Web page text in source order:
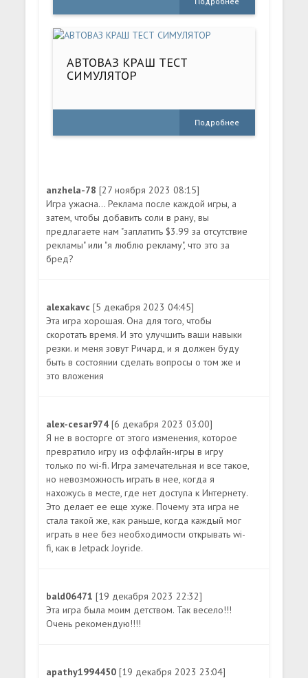
АВТОВАЗ КРАШ ТЕСТ
СИМУЛЯТОР
Подробнее
anzhela-78[27 ноября 2023 08:15]
Игра ужасна... Реклама после каждой игры, а
затем, чтобы добавить соли в рану, вы
предлагаете нам "заплатить $3.99 за отсутствие
рекламы" или "я люблю рекламу", что это за
бред?
alexakavc[5 декабря 2023 04:45]
Эта игра хорошая. Она для того, чтобы
скоротать время. И это улучшить ваши навыки
резки. и меня зовут Ричард, и я должен буду
быть в состоянии сделать вопросы о том же и
это вложения
alex-cesar974[6 декабря 2023 03:00]
Я не в восторге от этого изменения, которое
превратило игру из оффлайн-игры в игру
только по wi-fi. Игра замечательная и все такое,
но невозможность играть в нее, когда я
нахожусь в месте, где нет доступа к Интернету.
Это делает ее еще хуже. Почему эта игра не
стала такой же, как раньше, когда каждый мог
играть в нее без необходимости открывать wi-
fi, как в Jetpack Joyride.
bald06471[19 декабря 2023 22:32]
Эта игра была моим детством. Так весело!!!
Очень рекомендую!!!!
apathy1994450[19 декабря 2023 23:04]